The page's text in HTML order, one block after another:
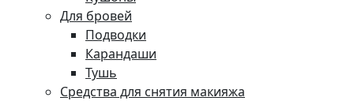
Для бровей
Подводки
Карандаши
Тушь
Средства для снятия макияжа